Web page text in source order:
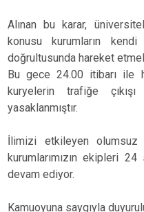
Alınan bu karar,
konusu kurumların
doğrultusunda hareket
Bu gece 24.00 itibarı ile
kuryelerin trafiğe
yasaklanmıştır.
İlimizi etkileyen olumsuz
kurumlarımızın ekipleri
devam ediyor.
Kamuoyuna saygıyla